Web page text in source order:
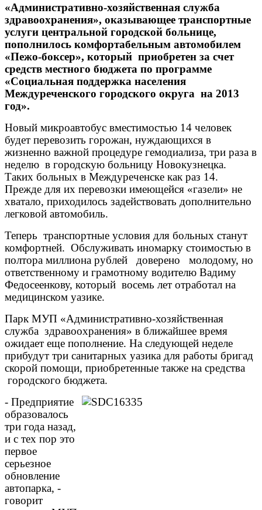
«Административно-хозяйственная служба
здравоохранения», оказывающее транспортные
услуги центральной городской больнице,
пополнилось комфортабельным автомобилем
«Пежо-боксер», который приобретен за счет
средств местного бюджета по программе
«Социальная поддержка населения
Междуреченского городского округа на 2013
год».
Новый микроавтобус вместимостью 14 человек
будет перевозить горожан, нуждающихся в
жизненно важной процедуре гемодиализа, три раза в
неделю в городскую больницу Новокузнецка.
Таких больных в Междуреченске как раз 14.
Прежде для их перевозки имеющейся «газели» не
хватало, приходилось задействовать дополнительно
легковой автомобиль.
Теперь транспортные условия для больных станут
комфортней. Обслуживать иномарку стоимостью в
полтора миллиона рублей доверено молодому, но
ответственному и грамотному водителю Вадиму
Федосеенкову, который восемь лет отработал на
медицинском уазике.
Парк МУП «Административно-хозяйственная
служба здравоохранения» в ближайшее время
ожидает еще пополнение. На следующей неделе
прибудут три санитарных уазика для работы бригад
скорой помощи, приобретенные также на средства
городского бюджета.
- Предприятие
образовалось
три года назад,
и с тех пор это
первое
серьезное
обновление
автопарка, -
говорит